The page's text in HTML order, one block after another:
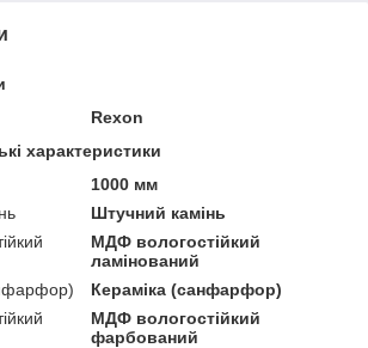
Rexon
характеристики
1000 мм
Штучний камінь
МДФ вологостійкий
ламінований
Кераміка (санфарфор)
МДФ вологостійкий
фарбований